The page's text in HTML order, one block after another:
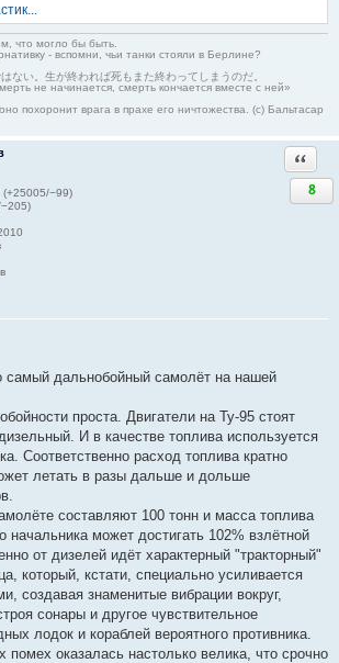
что могло бы быть.
- вспомни, чьи танки стояли в Берлине?
ない。生が終われば死もまた終わってしまうのだ。
не начинается, смерть кончается вместе с ней»
похоронит врага в прахе его ничтожества. (с) Бальтасар
(+25005/−99)
сообщение
8
дальнобойный самолёт на нашей
проста. Двигатели на Ту-95 стоят
И в качестве топлива используется
Соответственно расход топлива кратно
летать в разы дальше и дольше
составляют 100 тонн и масса топлива
начальника может достигать 102% взлётной
от дизелей идёт характерный "тракторный"
который, кстати, специально усиливается
создавая знаменитые вибрации вокруг,
сонары и другое чувствительное
лодок и кораблей вероятного противника.
помех оказалась настолько велика, что срочно